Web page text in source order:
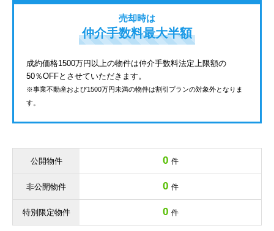
売却時は
仲介手数料最大半額
成約価格1500万円以上の物件は仲介手数料法定上限額の
50％OFFとさせていただきます。
※事業不動産および1500万円未満の物件は割引プランの対象外となりま
す。
公開物件 0 件
非公開物件 0 件
特別限定物件 0 件